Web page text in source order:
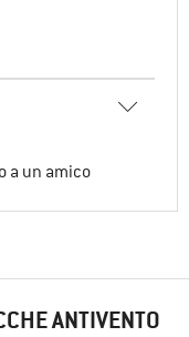
a un amico
ANTIVENTO